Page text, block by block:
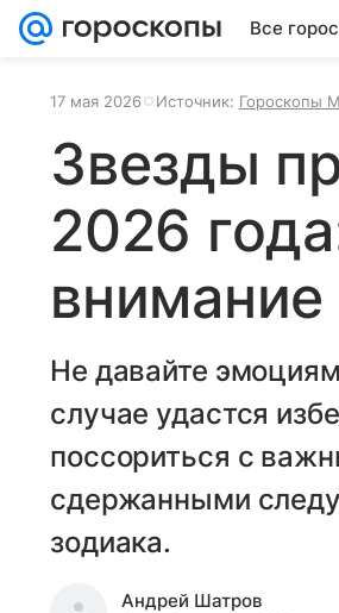
Все
17 мая 2026 Источник: Гороскопы
Звезды
2026
внимание
Не давайте
случае удастся
поссориться с
сдержанными
зодиака.
Андрей Шатров